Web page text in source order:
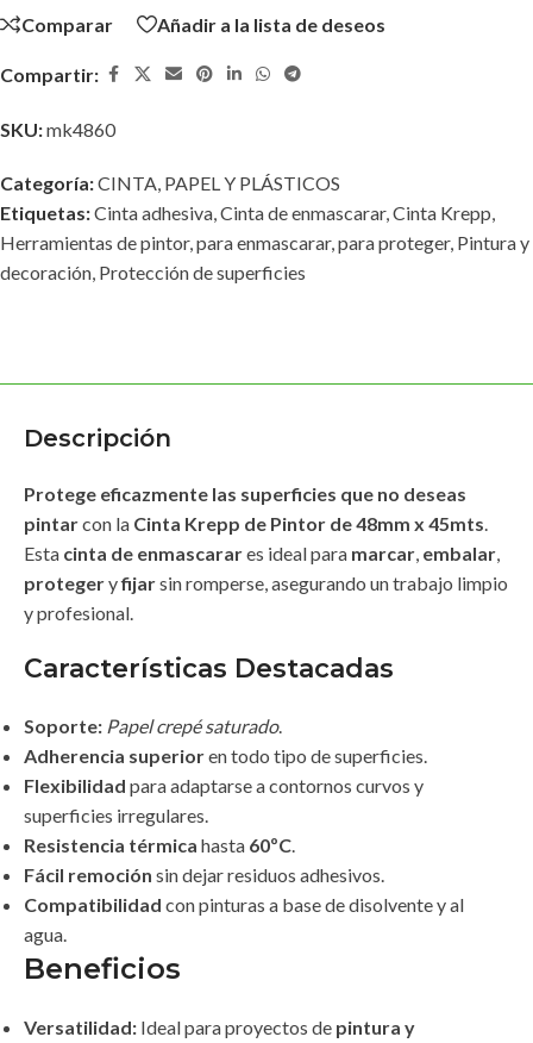
Comparar Añadir a la lista de deseos
Compartir:
SKU:mk4860
Categoría:CINTA, PAPEL Y PLÁSTICOS
Etiquetas:Cinta adhesiva,Cinta de enmascarar,Cinta Krepp,
Herramientas de pintor,para enmascarar,para proteger, Pintura y
decoración, Protección de superficies
Descripción
Protege eficazmente las superficies que no deseas
pintarcon la Cinta Krepp de Pintor de 48mm x 45mts.
Esta cinta de enmascarares ideal para marcar, embalar,
protegeryfijarsin romperse, asegurando un trabajo limpio
y profesional.
Características Destacadas
Soporte: Papel crepé saturado.
Adherencia superioren todo tipo de superficies.
Flexibilidad para adaptarse a contornos curvos y
superficies irregulares.
Resistencia térmica hasta 60ºC.
Fácil remoción sin dejar residuos adhesivos.
Compatibilidad con pinturas a base de disolvente y al
agua.
Beneficios
Versatilidad: Ideal para proyectos de pintura y